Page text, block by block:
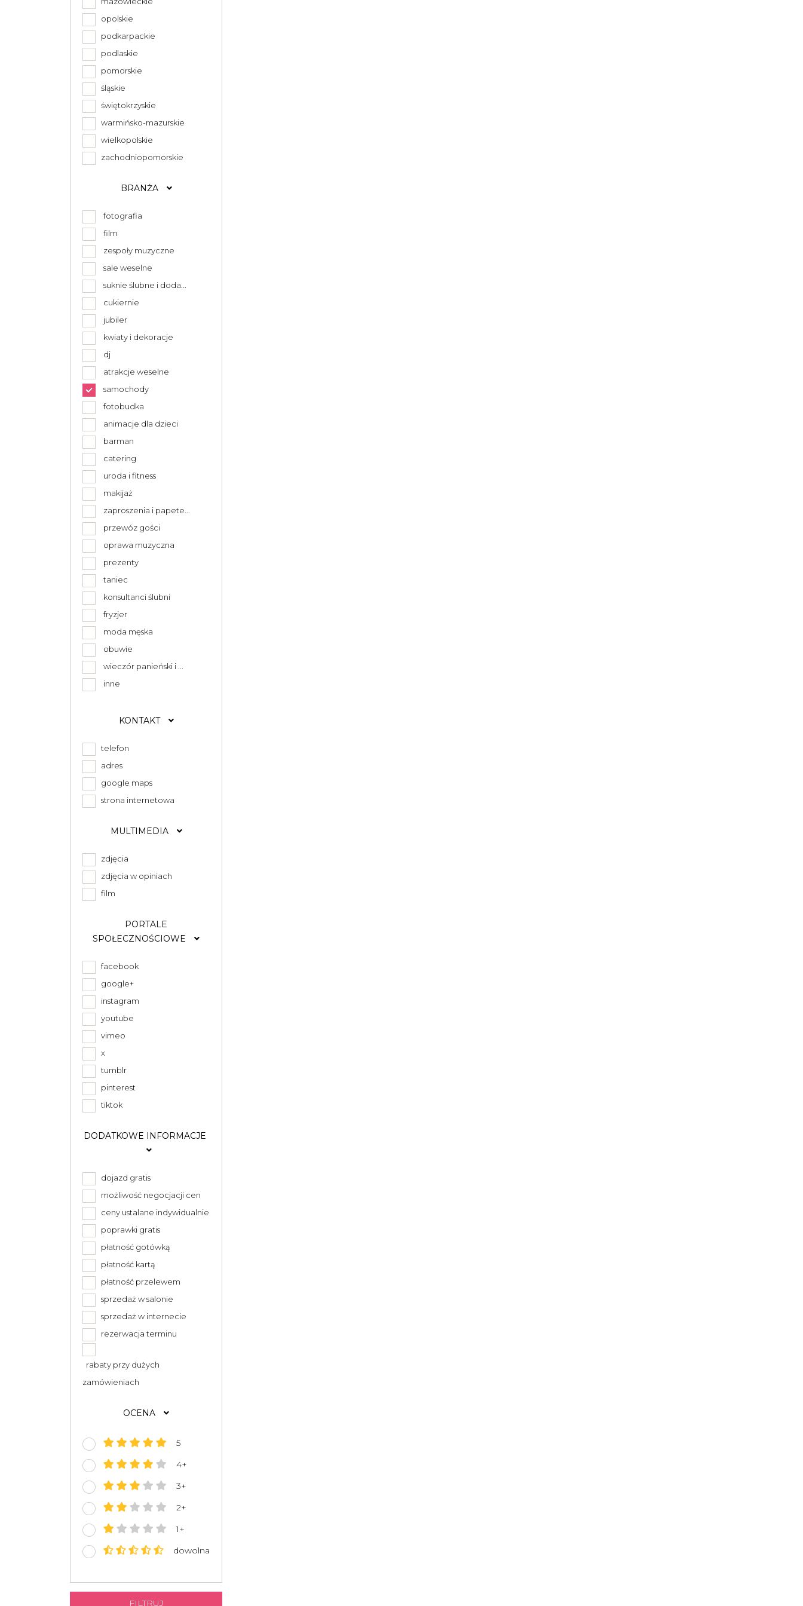
opolskie
podkarpackie
podlaskie
pomorskie
śląskie
świętokrzyskie
warmińsko-mazurskie
wielkopolskie
zachodniopomorskie
BRANŻA
fotografia
film
zespoły muzyczne
sale weselne
suknie ślubne i doda...
cukiernie
jubiler
kwiaty i dekoracje
dj
atrakcje weselne
samochody
fotobudka
animacje dla dzieci
barman
catering
uroda i fitness
makijaż
zaproszenia i papete...
przewóz gości
oprawa muzyczna
prezenty
taniec
konsultanci ślubni
fryzjer
moda męska
obuwie
wieczór panieński i ...
inne
KONTAKT
telefon
adres
google maps
strona internetowa
MULTIMEDIA
zdjęcia
zdjęcia w opiniach
film
PORTALE
SPOŁECZNOŚCIOWE
facebook
google+
instagram
youtube
vimeo
x
tumblr
pinterest
tiktok
DODATKOWE INFORMACJE
dojazd gratis
możliwość negocjacji cen
ceny ustalane indywidualnie
poprawki gratis
płatność gotówką
płatność kartą
płatność przelewem
sprzedaż w salonie
sprzedaż w internecie
rezerwacja terminu
rabaty przy dużych
zamówieniach
OCENA
5
4+
3+
2+
1+
dowolna
FILTRUJ